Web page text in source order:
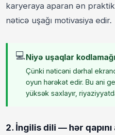
karyeraya aparan ən
nəticə uşağı motivasiya edir.
💻Niyə uşaqlar
Çünki nəticəni dərhal
oyun hərəkət edir. Bu ani
yüksək saxlayır,
2. İngilis dili — hər